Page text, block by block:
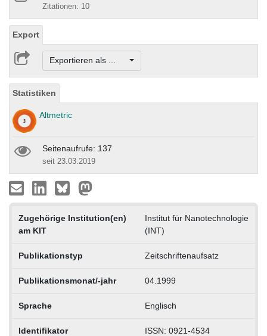
Zitationen: 10
Export
Exportieren als ...
Statistiken
Altmetric
Seitenaufrufe: 137
seit 23.03.2019
Zugehörige Institution(en)
am KIT
Institut für Nanotechnologie
(INT)
Publikationstyp Zeitschriftenaufsatz
Publikationsmonat/-jahr 04.1999
Sprache Englisch
Identifikator
ISSN: 0921-4534